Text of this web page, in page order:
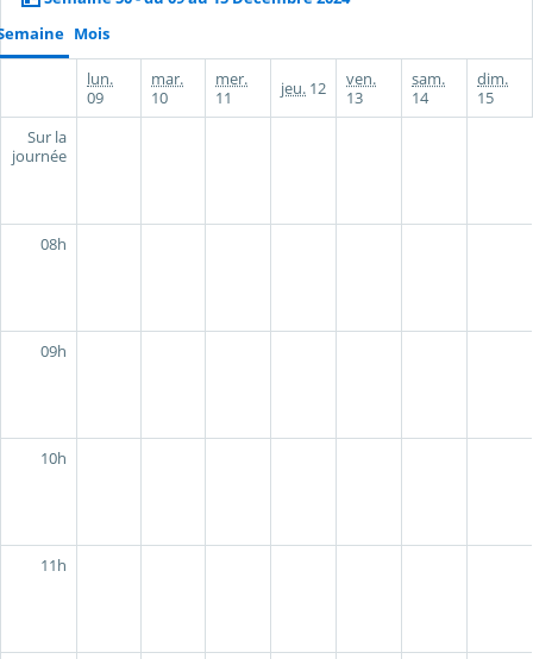
Mois
lun.
09
mar.
10
mer.
11
jeu. 12
ven.
13
sam.
14
dim.
15
Sur la
journée
08h
09h
10h
11h